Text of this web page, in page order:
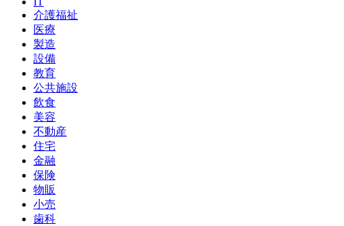
介護福祉
医療
製造
設備
教育
公共施設
飲食
美容
不動産
住宅
金融
保険
物販
小売
歯科